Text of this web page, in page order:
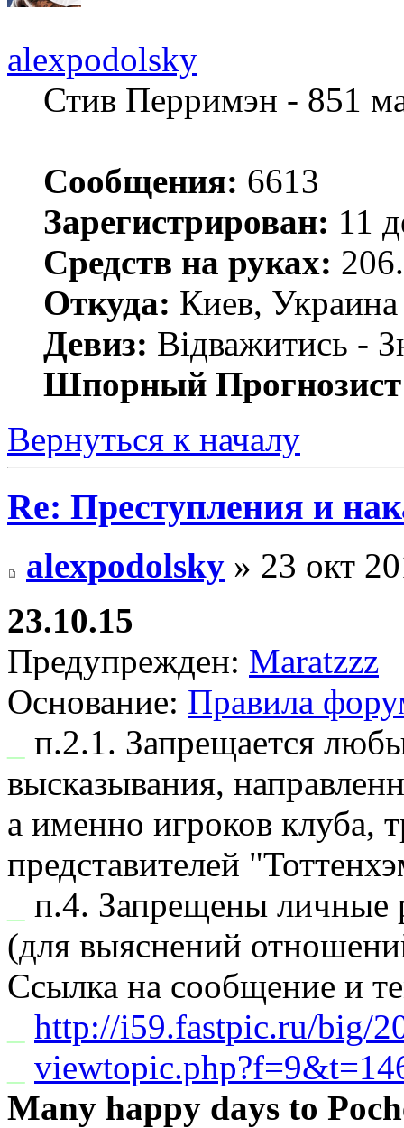
alexpodolsky
Стив Перримэн - 851
Сообщения: 6613
Зарегистрирован: 11
Средств на руках:
Откуда: Киев, Украина
Девиз: Відважитись -
Шпорный
Вернуться к началу
Re: Преступления и
alexpodolsky » 23 окт
23.10.15
Предупрежден: Maratzzz
Основание: Правила
п.2.1. Запрещается
высказывания,
а именно игроков клуба,
представителей
п.4. Запрещены личные
(для выяснений
Ссылка на сообщение и
http://i59.fastpic.ru/big/
Many happy days to